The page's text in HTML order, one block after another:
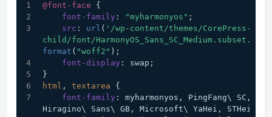
@font-face {
font-family : "myharmonyos" ;
src : url ( '/wp-content/themes/CorePress-Pro-
child/font/
format ( "woff2" );
font-display : swap;
}
html , textarea {
font-family : myharmonyos, PingFang\ SC,
Hiragino\ Sans\ GB, Microsoft\ YaHei, STHeiti,